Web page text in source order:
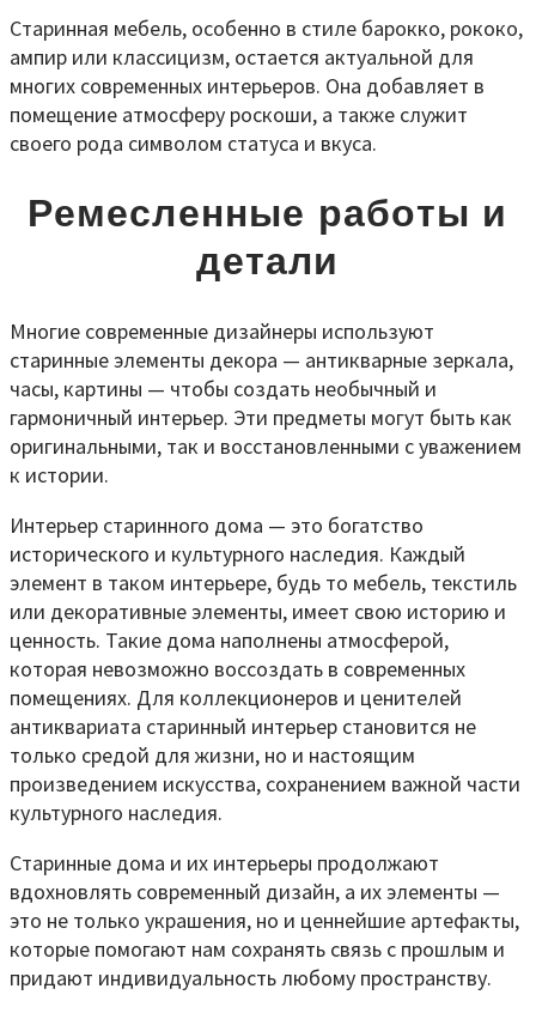
Старинная мебель, особенно в стиле барокко, рококо,
ампир или классицизм, остается актуальной для
многих современных интерьеров. Она добавляет в
помещение атмосферу роскоши, а также служит
своего рода символом статуса и вкуса.
Ремесленные работы и
детали
Многие современные дизайнеры используют
старинные элементы декора — антикварные зеркала,
часы, картины — чтобы создать необычный и
гармоничный интерьер. Эти предметы могут быть как
оригинальными, так и восстановленными с уважением
к истории.
Интерьер старинного дома — это богатство
исторического и культурного наследия. Каждый
элемент в таком интерьере, будь то мебель, текстиль
или декоративные элементы, имеет свою историю и
ценность. Такие дома наполнены атмосферой,
которая невозможно воссоздать в современных
помещениях. Для коллекционеров и ценителей
антиквариата старинный интерьер становится не
только средой для жизни, но и настоящим
произведением искусства, сохранением важной части
культурного наследия.
Старинные дома и их интерьеры продолжают
вдохновлять современный дизайн, а их элементы —
это не только украшения, но и ценнейшие артефакты,
которые помогают нам сохранять связь с прошлым и
придают индивидуальность любому пространству.